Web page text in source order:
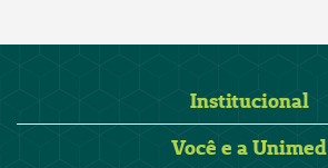
Institucional
Você e a Unimed